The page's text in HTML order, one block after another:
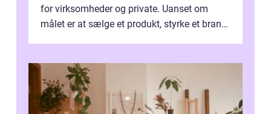
for virksomheder og private. Uanset om
målet er at sælge et produkt, styrke et brand,